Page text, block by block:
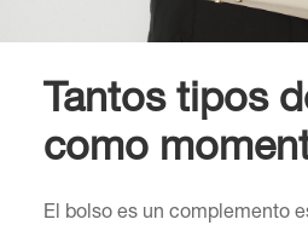
Tantos tipos
como
El bolso es un complemento